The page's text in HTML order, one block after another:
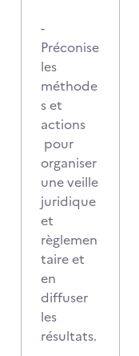
-
Préconise
les
méthode
s et
actions
pour
organiser
une veille
juridique
et
règlemen
taire et
en
diffuser
les
résultats.